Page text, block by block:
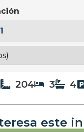
204 3 4
este